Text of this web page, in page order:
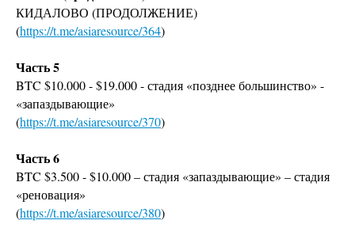
КИДАЛОВО (ПРОДОЛЖЕНИЕ)
(https://t.me/asiaresource/364)
Часть 5
BTC $10.000 - $19.000 - стадия «позднее большинство» -
«запаздывающие»
(https://t.me/asiaresource/370)
Часть 6
BTC $3.500 - $10.000 – стадия «запаздывающие» – стадия
«реновация»
(https://t.me/asiaresource/380)